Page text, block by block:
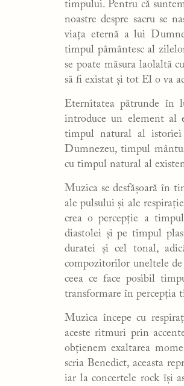
timpului. Pentru că
noastre despre sacru se
viața eternă a lui
timpul pâmântesc al
se poate măsura laolaltă
să fi existat și tot El o va
Eternitatea pătrunde în
introduce un element al
timpul natural al
Dumnezeu, timpul
cu timpul natural al
Muzica se desfășoară în
ale pulsului și ale
crea o percepție a
diastolei și pe timpul
duratei și cel tonal,
compozitorilor uneltele
ceea ce face posibil
transformare în percepția
Muzica începe cu
aceste ritmuri prin
obțienem exaltarea
scria Benedict, aceasta
iar la concertele rock își